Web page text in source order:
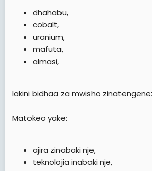
dhahabu,
cobalt,
uranium,
mafuta,
almasi,
lakini bidhaa za mwisho
Matokeo yake:
ajira zinabaki nje,
teknolojia inabaki nje,